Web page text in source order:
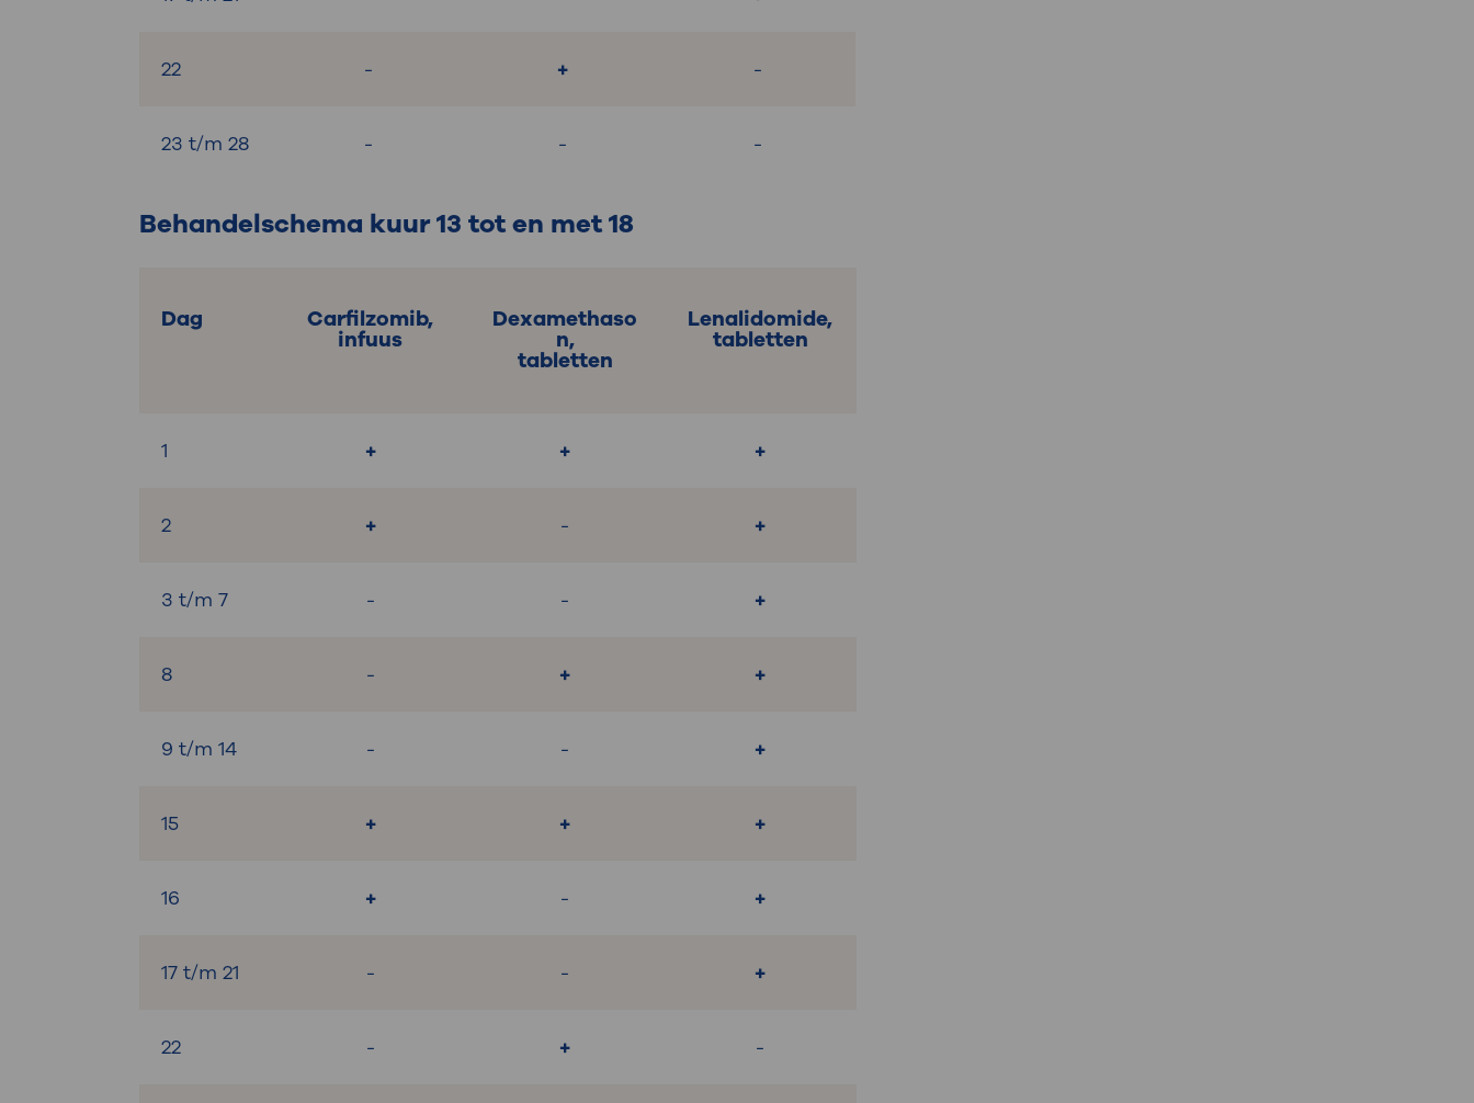
22 - + -
23 t/m 28 - - -
Behandelschema kuur 13 tot en met 18
Dag Carfilzomib,
infuus
Dexamethaso
n,
tabletten
Lenalidomide,
tabletten
1 + + +
2 + - +
3 t/m 7 - - +
8 - + +
9 t/m 14 - - +
15 + + +
16 + - +
17 t/m 21 - - +
22 - + -